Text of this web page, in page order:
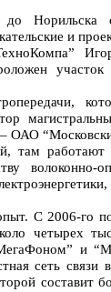
и
ОАО
там
С 2006-го
четырех
и
сеть